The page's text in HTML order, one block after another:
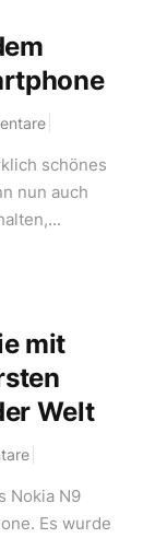
schönes
nun auch
mit
Welt
Nokia N9
Es wurde